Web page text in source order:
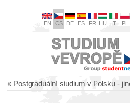
EN CS DE ES FR HU IT PL
« Postgraduální studium v Polsku -